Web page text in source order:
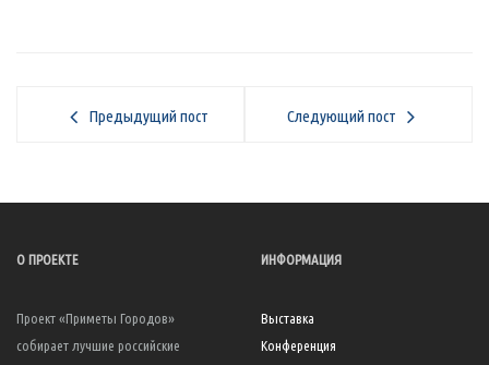
Предыдущий пост Следующий пост
О ПРОЕКТЕ
Проект «Приметы Городов»
собирает лучшие российские
ИНФОРМАЦИЯ
Выставка
Конференция